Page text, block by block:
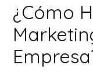
¿Cómo